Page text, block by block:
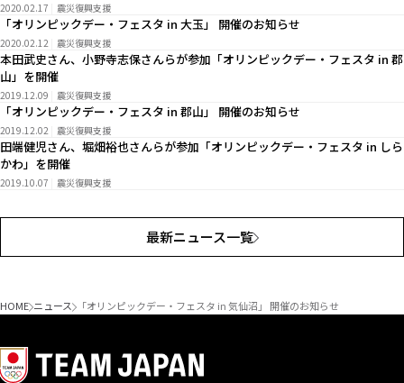
2020.02.17 震災復興支援
「オリンピックデー・フェスタ in 大玉」 開催のお知らせ
2020.02.12 震災復興支援
本田武史さん、小野寺志保さんらが参加「オリンピックデー・フェスタ in 郡
山」を開催
2019.12.09 震災復興支援
「オリンピックデー・フェスタ in 郡山」 開催のお知らせ
2019.12.02 震災復興支援
田端健児さん、堀畑裕也さんらが参加「オリンピックデー・フェスタ in しら
かわ」を開催
2019.10.07 震災復興支援
最新ニュース一覧
HOME ニュース 「オリンピックデー・フェスタ in 気仙沼」 開催のお知らせ